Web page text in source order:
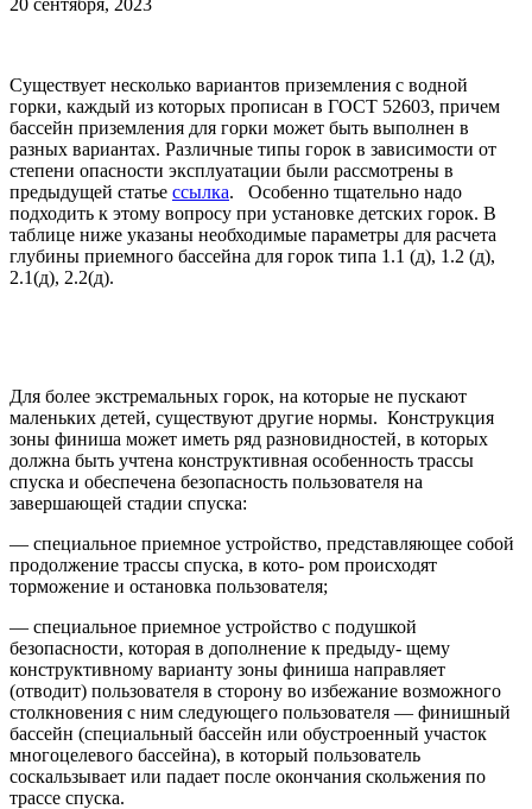
Существует несколько вариантов приземления с водной
горки, каждый из которых прописан в ГОСТ 52603, причем
бассейн приземления для горки может быть выполнен в
разных вариантах. Различные типы горок в зависимости от
степени опасности эксплуатации были рассмотрены в
предыдущей статье ссылка. Особенно тщательно надо
подходить к этому вопросу при установке детских горок. В
таблице ниже указаны необходимые параметры для расчета
глубины приемного бассейна для горок типа 1.1 (д), 1.2 (д),
2.1(д), 2.2(д).
Для более экстремальных горок, на которые не пускают
маленьких детей, существуют другие нормы. Конструкция
зоны финиша может иметь ряд разновидностей, в которых
должна быть учтена конструктивная особенность трассы
спуска и обеспечена безопасность пользователя на
завершающей стадии спуска:
— специальное приемное устройство, представляющее собой
продолжение трассы спуска, в кото- ром происходят
торможение и остановка пользователя;
— специальное приемное устройство с подушкой
безопасности, которая в дополнение к предыду- щему
конструктивному варианту зоны финиша направляет
(отводит) пользователя в сторону во избежание возможного
столкновения с ним следующего пользователя — финишный
бассейн (специальный бассейн или обустроенный участок
многоцелевого бассейна), в который пользователь
соскальзывает или падает после окончания скольжения по
трассе спуска.